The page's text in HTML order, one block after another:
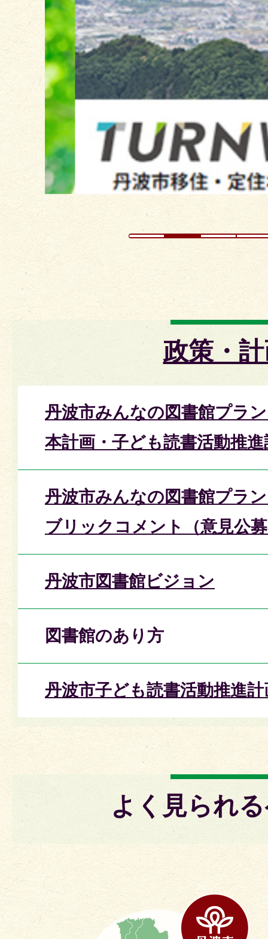
目
の
ス
ラ
イ
ド
政策・
丹波市みんなの図書館プラ
本計画・子ども読書活動推進
丹波市みんなの図書館プラ
ブリックコメント（意見公
丹波市図書館ビジョン
図書館のあり方
丹波市子ども読書活動推進計
よく見られ